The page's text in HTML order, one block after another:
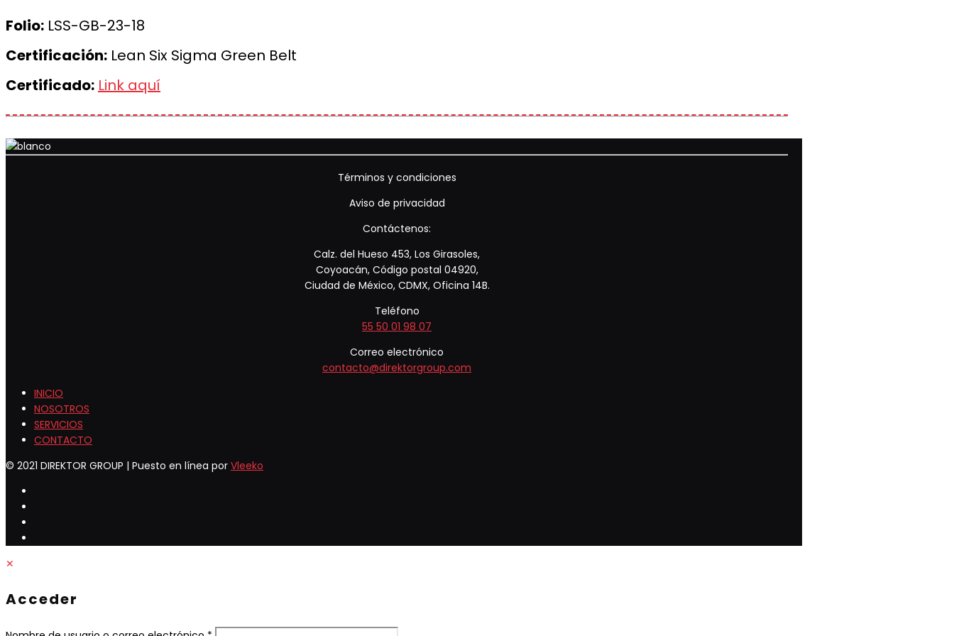
Folio: LSS-GB-23-18
Certificación: Lean Six Sigma Green Belt
Certificado: Link aquí
Términos y condiciones
Aviso de privacidad
Contáctenos:
Calz. del Hueso 453, Los Girasoles,
Coyoacán, Código postal 04920,
Ciudad de México, CDMX, Oficina 14B.
Teléfono
55 50 01 98 07
Correo electrónico
contacto@direktorgroup.com
INICIO
NOSOTROS
SERVICIOS
CONTACTO
© 2021 DIREKTOR GROUP | Puesto en línea por Vleeko
✕
Acceder